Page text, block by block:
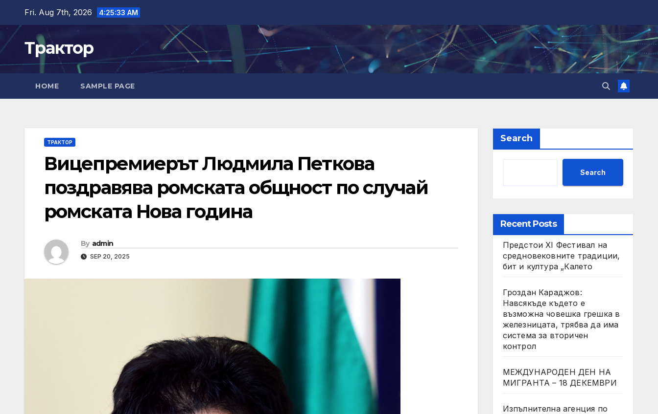
content
Fri. Aug 7th, 2026 4:25:34 AM
Трактор
HOME SAMPLE PAGE
ТРАКТОР
Вицепремиерът Людмила Петкова
поздравява ромската общност по случай
ромската Нова година
By admin
SEP 20, 2025
Search
Search
Recent Posts
Предстои XI Фестивал на
средновековните традиции,
бит и култура „Калето
Гроздан Караджов:
Навсякъде където е
възможна човешка грешка в
железницата, трябва да има
система за вторичен
контрол
МЕЖДУНАРОДЕН ДЕН НА
МИГРАНТА – 18 ДЕКЕМВРИ
Изпълнителна агенция по